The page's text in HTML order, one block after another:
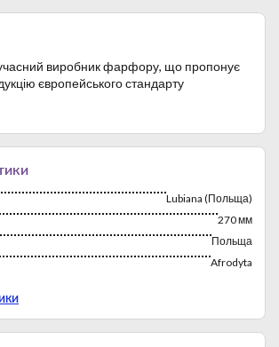
виробник фарфору, що пропонує
європейського стандарту
Lubiana (Польща)
270 мм
Польща
Afrodyta